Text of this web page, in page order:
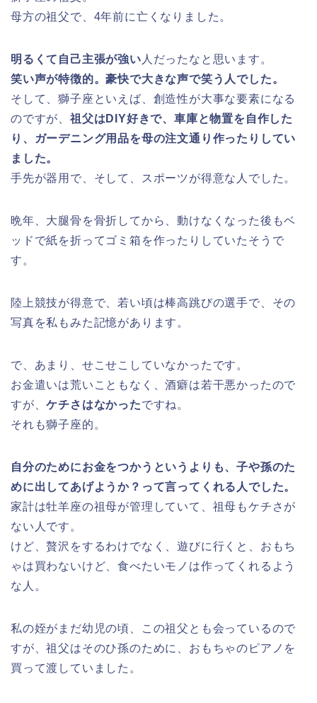
母方の祖父で、4年前に亡くなりました。
明るくて自己主張が強い 人だったなと思います。
笑い声が特徴的。豪快で大きな声で笑う人でした。
そして、獅子座といえば、創造性が大事な要素になる
のですが、 祖父はDIY好きで、車庫と物置を自作した
り、ガーデニング用品を母の注文通り作ったりしてい
ました。
手先が器用で、そして、スポーツが得意な人でした。
晩年、大腿骨を骨折してから、動けなくなった後もベ
ッドで紙を折ってゴミ箱を作ったりしていたそうで
す。
陸上競技が得意で、若い頃は棒高跳びの選手で、その
写真を私もみた記憶があります。
で、あまり、せこせこしていなかったです。
お金遣いは荒いこともなく、酒癖は若干悪かったので
すが、ケチさはなかったですね。
それも獅子座的。
自分のためにお金をつかうというよりも、子や孫のた
めに出してあげようか？って言ってくれる人でした。
家計は牡羊座の祖母が管理していて、祖母もケチさが
ない人です。
けど、贅沢をするわけでなく、遊びに行くと、おもち
ゃは買わないけど、食べたいモノは作ってくれるよう
な人。
私の姪がまだ幼児の頃、この祖父とも会っているので
すが、祖父はそのひ孫のために、おもちゃのピアノを
買って渡していました。